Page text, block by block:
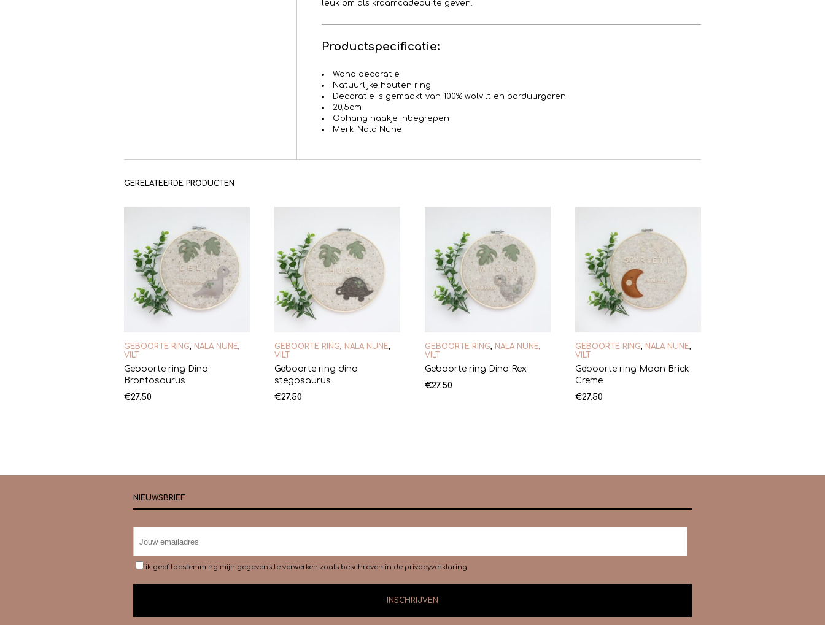
leuk om als kraamcadeau te geven.
Productspecificatie:
Wand decoratie
Natuurlijke houten ring
Decoratie is gemaakt van 100% wolvilt en borduurgaren
20,5cm
Ophang haakje inbegrepen
Merk: Nala Nune
GERELATEERDE PRODUCTEN
GEBOORTE RING, NALA NUNE,
VILT
Geboorte ring Dino
Brontosaurus
€27.50
GEBOORTE RING, NALA NUNE,
VILT
Geboorte ring dino
stegosaurus
€27.50
GEBOORTE RING, NALA NUNE,
VILT
Geboorte ring Dino Rex
€27.50
GEBOORTE RING, NALA NUNE,
VILT
Geboorte ring Maan Brick
Creme
€27.50
NIEUWSBRIEF
ik geef toestemming mijn gegevens te verwerken zoals beschreven in de privacyverklaring